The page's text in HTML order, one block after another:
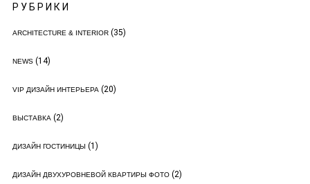
РУБРИКИ
ARCHITECTURE & INTERIOR(35)
NEWS(14)
VIP ДИЗАЙН ИНТЕРЬЕРА(20)
ВЫСТАВКА(2)
ДИЗАЙН ГОСТИНИЦЫ (1)
ДИЗАЙН ДВУХУРОВНЕВОЙ КВАРТИРЫ ФОТО(2)